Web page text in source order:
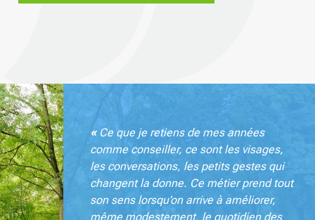
«Ce que je retiens de mes années
comme conseiller, ce sont les visages,
les conversations, les petits gestes qui
changent la donne. Ce métier prend tout
son sens lorsqu’on arrive à améliorer,
même modestement, le quotidien des